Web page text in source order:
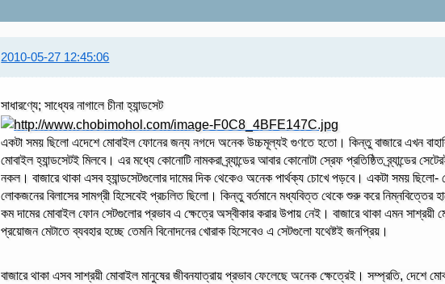
2010-05-27 12:45:06
সাধারণ্যে; সাধ্যের নাগালে চীনা হ্যান্ডসেট
একটা সময় ছিলো এদেশে মোবাইল ফোনের জন্য নগদে অনেক উচ্চমূল্যই গুণতে হতো। কিন্তু বাজারে এখন
মোবাইল হ্যান্ডসেটই মিলবে। এর মধ্যে কোনোটি নামকরা ব্র্যান্ডের আবার কোনোটা স্রেফ প্রতিষ্ঠিত ব্র্যান্ডের
নকল। বাজারে থাকা এসব হ্যান্ডসেটগুলোর দামের দিক থেকেও অনেক পার্থক্য চোখে পড়বে। একটা সময়
লোকজনের বিলাসের সামগ্রী হিসেবেই প্রচলিত ছিলো। কিন্তু বর্তমানে মধ্যবিত্ত থেকে শুরু করে
কম দামের মোবাইল ফোন সেটগুলোর প্রভাব এ ক্ষেত্রে অস্বীকার করার উপায় নেই। বাজারে থাকা এমন সাশ্রয়ী
প্রয়োজন মেটাতে ব্যবহার হচ্ছে তেমনি বিনোদনের খোরাক হিসেবেও এ সেটগুলো যথেষ্টই জনপ্রিয়।
বাজারে থাকা এসব সাশ্রয়ী মোবাইল মানুষের জীবনযাত্রায় প্রভাব ফেলেছে অনেক ক্ষেত্রেই। সম্প্রতি, দেশে